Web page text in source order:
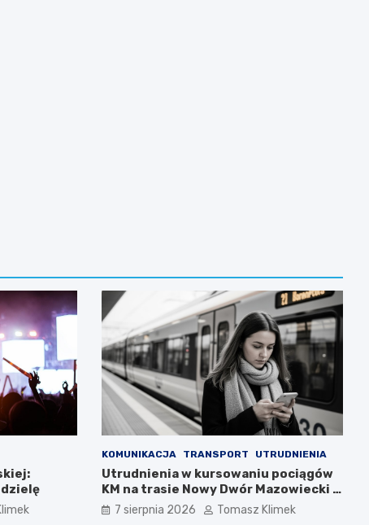
KOMUNIKACJA TRANSPORT UTRUDNIENIA
Utrudnienia w kursowaniu pociągów
KM na trasie Nowy Dwór Mazowiecki –
Chotomów
7 sierpnia 2026 Tomasz Klimek